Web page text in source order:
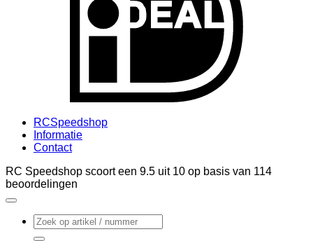
RCSpeedshop
Informatie
Contact
RC Speedshop scoort een 9.5 uit 10 op basis van 114
beoordelingen
Zoeken
naar: